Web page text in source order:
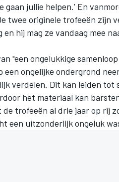
gaan jullie helpen.' En
twee originele trofeeën zijn
hij mag ze vandaag mee
"een ongelukkige
ongelijke ondergrond
verdelen. Dit kan leiden
het materiaal kan
trofeeën al drie jaar op rij
een uitzonderlijk ongeluk